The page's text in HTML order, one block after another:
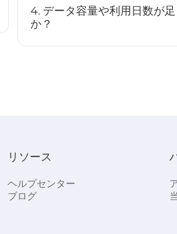
（例：iPhone XS以降、Google
[対応デバイス ]ページをご確認く
4. データ容量や利用日数が
か？
リソース
ヘルプセンター
ブログ